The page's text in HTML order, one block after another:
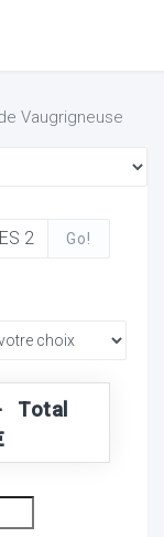
Vaugrigneuse
Go!
Total